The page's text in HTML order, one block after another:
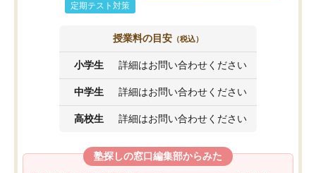
定期テスト対策
授業料の目安 （税込）
小学生 詳細はお問い合わせください
中学生 詳細はお問い合わせください
高校生 詳細はお問い合わせください
塾探しの窓口編集部からみた